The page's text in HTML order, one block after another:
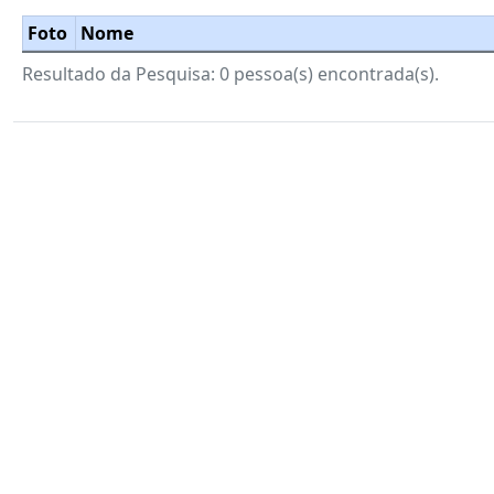
Foto Nome
Resultado da Pesquisa: 0 pessoa(s) encontrada(s).